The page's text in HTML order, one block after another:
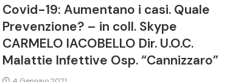
Covid-19: Aumentano i casi. Quale
Prevenzione? – in coll. Skype
CARMELO IACOBELLO Dir. U.O.C.
Malattie Infettive Osp. “Cannizzaro”